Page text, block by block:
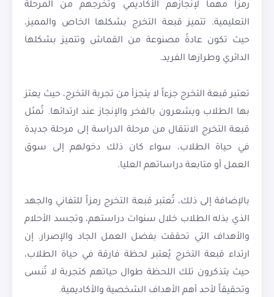
رمزاً مهماً لإنجازهم الأكاديمي وتخرجهم من المرحلة
التعليمية. تتميز قبعة التخرج بشكلها الخاص والمميز،
حيث تكون عادةً مصنوعة من القماش وتتميز بشكلها
الدائري وطرازها الفريد.
تعتبر قبعة التخرج جزءاً لا يتجزأ من تجربة التخرج، حيث يعتز
بها الطلاب ويشعرون بالفخر والإنجاز عند ارتدائها. تُمثل
قبعة التخرج الانتقال من مرحلة الدراسة إلى مرحلة جديدة
في حياة الطلاب، سواء كان ذلك دخولهم إلى سوق
العمل أو متابعة دراساتهم العليا.
بالإضافة إلى ذلك، تُعتبر قبعة التخرج رمزاً للتفاني والجهد
الذي بذله الطلاب خلال سنوات دراستهم، وتجسد الأحلام
والأهداف التي تحققت بفضل العمل الجاد والإصرار. إن
ارتداء قبعة التخرج يُعتبر لحظة فارقة في حياة الطلاب،
حيث يتذكرون تلك اللحظة طوال حياتهم كتجربة لا تُنسى
وتحقيقاً لأحد أهم الأهداف الشخصية والأكاديمية.